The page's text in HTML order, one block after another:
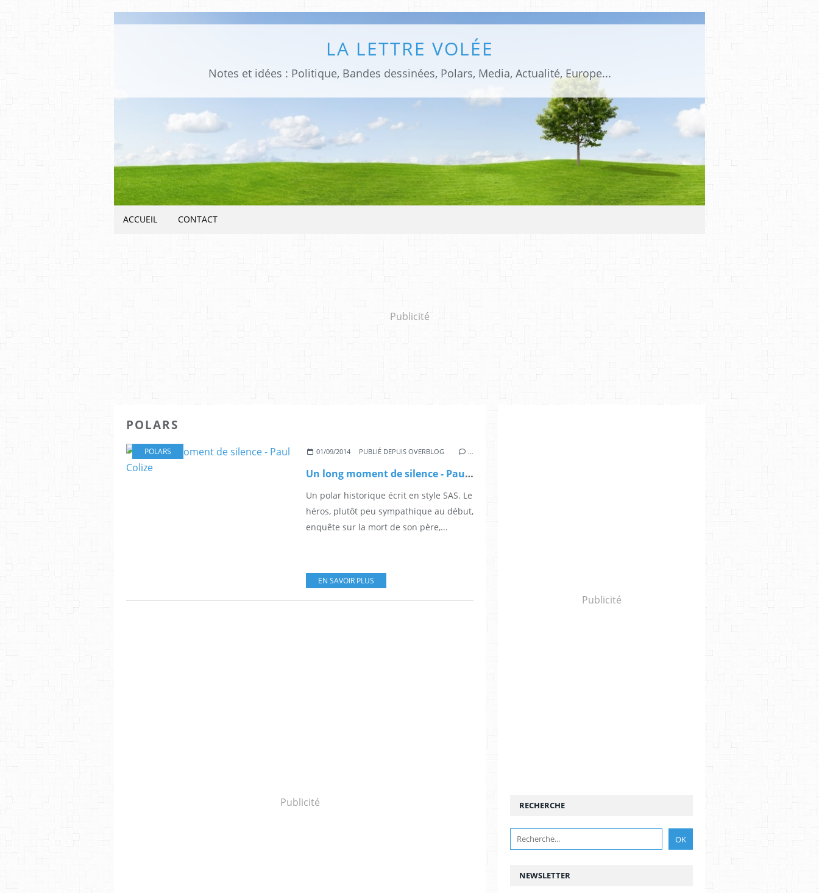
LA LETTRE VOLÉE
Notes et idées : Politique, Bandes dessinées, Polars, Media, Actualité, Europe...
ACCUEIL CONTACT
Publicité
POLARS
POLARS 01/09/2014 PUBLIÉ DEPUIS OVERBLOG …
Un long moment de silence - Paul Colize
Un polar historique écrit en style SAS. Le
héros, plutôt peu sympathique au début,
enquête sur la mort de son père,...
EN SAVOIR PLUS
Publicité
Publicité
NEWSLETTER
RECHERCHE